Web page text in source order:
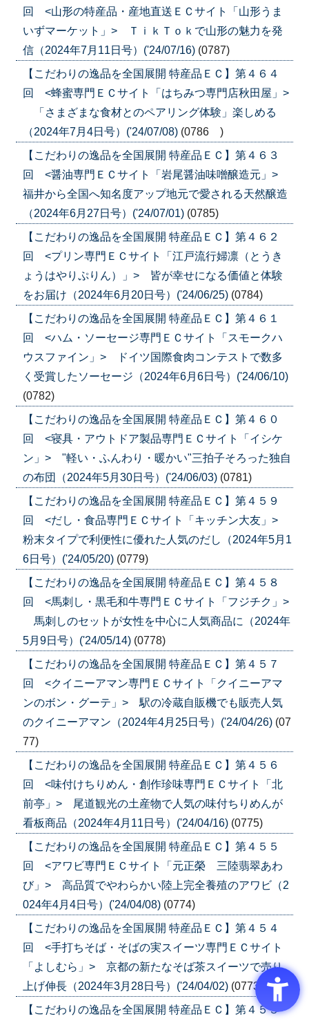
回 <山形の特産品・産地直送ＥＣサイト「山形うま
いずマーケット」> ＴｉｋＴｏｋで山形の魅力を発
信（2024年7月11日号）('24/07/16) (0787)
【こだわりの逸品を全国展開 特産品ＥＣ】第４６４
回 <蜂蜜専門ＥＣサイト「はちみつ専門店秋田屋」>
「さまざまな食材とのペアリング体験」楽しめる
（2024年7月4日号）('24/07/08) (0786 )
【こだわりの逸品を全国展開 特産品ＥＣ】第４６３
回 <醤油専門ＥＣサイト「岩尾醤油味噌醸造元」>
福井から全国へ知名度アップ地元で愛される天然醸造
（2024年6月27日号）('24/07/01) (0785)
【こだわりの逸品を全国展開 特産品ＥＣ】第４６２
回 <プリン専門ＥＣサイト「江戸流行婦凛（とうき
ょうはやりぷりん）」> 皆が幸せになる価値と体験
をお届け（2024年6月20日号）('24/06/25) (0784)
【こだわりの逸品を全国展開 特産品ＥＣ】第４６１
回 <ハム・ソーセージ専門ＥＣサイト「スモークハ
ウスファイン」> ドイツ国際食肉コンテストで数多
く受賞したソーセージ（2024年6月6日号）('24/06/10)
(0782)
【こだわりの逸品を全国展開 特産品ＥＣ】第４６０
回 <寝具・アウトドア製品専門ＥＣサイト「イシケ
ン」> "軽い・ふんわり・暖かい"三拍子そろった独自
の布団（2024年5月30日号）('24/06/03) (0781)
【こだわりの逸品を全国展開 特産品ＥＣ】第４５９
回 <だし・食品専門ＥＣサイト「キッチン大友」>
粉末タイプで利便性に優れた人気のだし（2024年5月1
6日号）('24/05/20) (0779)
【こだわりの逸品を全国展開 特産品ＥＣ】第４５８
回 <馬刺し・黒毛和牛専門ＥＣサイト「フジチク」>
馬刺しのセットが女性を中心に人気商品に（2024年
5月9日号）('24/05/14) (0778)
【こだわりの逸品を全国展開 特産品ＥＣ】第４５７
回 <クイニーアマン専門ＥＣサイト「クイニーアマ
ンのボン・グーテ」> 駅の冷蔵自販機でも販売人気
のクイニーアマン（2024年4月25日号）('24/04/26) (07
77)
【こだわりの逸品を全国展開 特産品ＥＣ】第４５６
回 <味付けちりめん・創作珍味専門ＥＣサイト「北
前亭」> 尾道観光の土産物で人気の味付ちりめんが
看板商品（2024年4月11日号）('24/04/16) (0775)
【こだわりの逸品を全国展開 特産品ＥＣ】第４５５
回 <アワビ専門ＥＣサイト「元正榮 三陸翡翠あわ
び」> 高品質でやわらかい陸上完全養殖のアワビ（2
024年4月4日号）('24/04/08) (0774)
【こだわりの逸品を全国展開 特産品ＥＣ】第４５４
回 <手打ちそば・そばの実スイーツ専門ＥＣサイト
「よしむら」> 京都の新たなそば茶スイーツで売り
上げ伸長（2024年3月28日号）('24/04/02) (0773)
【こだわりの逸品を全国展開 特産品ＥＣ】第４５３